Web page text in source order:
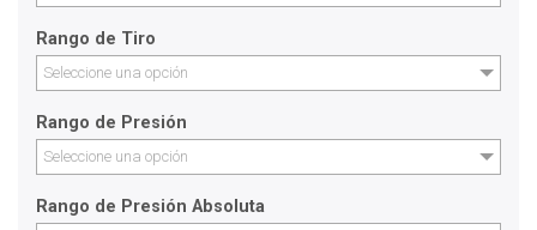
Rango de Tiro
Seleccione una opción
Rango de Presión
Seleccione una opción
Rango de Presión Absoluta